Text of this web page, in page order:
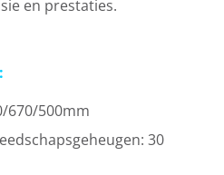
en prestaties.
670/500mm
30